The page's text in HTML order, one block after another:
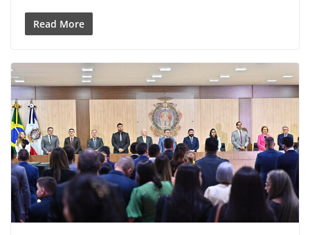
Read More